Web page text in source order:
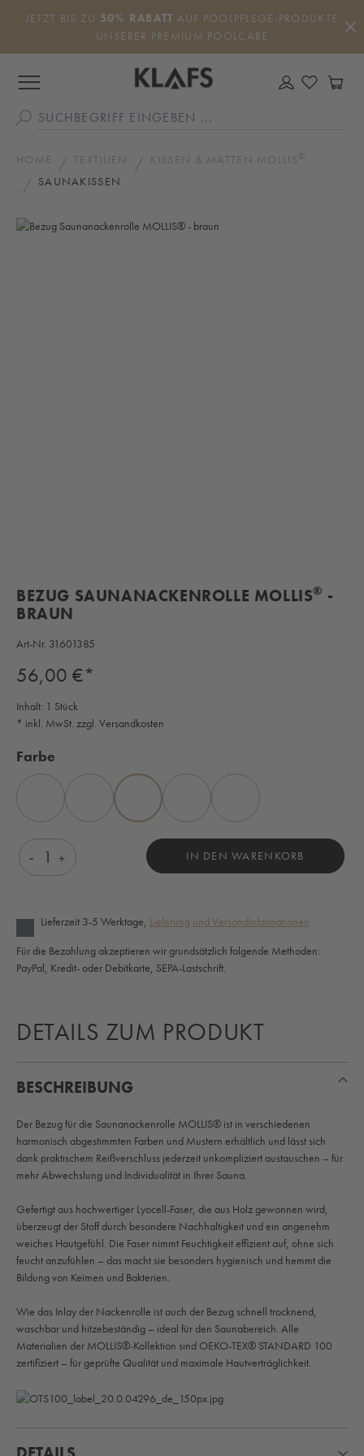
Zum Hauptinhalt springen
JETZT BIS ZU 50% RABATT AUF POOLPFLEGE-PRODUKTE
UNSERER PREMIUM POOLCARE
DU
HOME TEXTILIEN KISSEN & MATTEN MOLLIS ®
SAUNAKISSEN
Bildergalerie überspringen
BEZUG SAUNANACKENROLLE MOLLIS® -
BRAUN
Art-Nr. 31601385
Regulärer Preis:
56,00 €*
Inhalt: 1 Stück
* inkl. MwSt. zzgl. Versandkosten
Farbe
ANTHRAZITBLAU BRAUN ELFENBEINGRÜN
Produkt Anzahl: Gib den gewünschten Wert ein
IN DEN WARENKORB
Lieferzeit 3-5 Werktage, Lieferung und Versandinformationen
Für die Bezahlung akzeptieren wir grundsätzlich folgende Methoden:
PayPal, Kredit- oder Debitkarte, SEPA-Lastschrift.
DETAILS ZUM PRODUKT
BESCHREIBUNG
Der Bezug für die Saunanackenrolle MOLLIS® ist in verschiedenen
harmonisch abgestimmten Farben und Mustern erhältlich und lässt sich
dank praktischem Reißverschluss jederzeit unkompliziert austauschen – für
mehr Abwechslung und Individualität in Ihrer Sauna.
Gefertigt aus hochwertiger Lyocell-Faser, die aus Holz gewonnen wird,
überzeugt der Stoff durch besondere Nachhaltigkeit und ein angenehm
weiches Hautgefühl. Die Faser nimmt Feuchtigkeit effizient auf, ohne sich
feucht anzufühlen – das macht sie besonders hygienisch und hemmt die
Bildung von Keimen und Bakterien.
Wie das Inlay der Nackenrolle ist auch der Bezug schnell trocknend,
waschbar und hitzebeständig – ideal für den Saunabereich. Alle
Materialien der MOLLIS®-Kollektion sind OEKO-TEX® STANDARD 100
zertifiziert – für geprüfte Qualität und maximale Hautverträglichkeit.